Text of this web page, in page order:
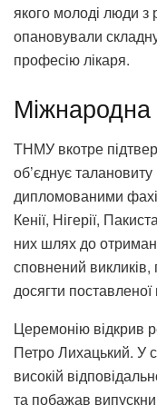
якого молоді люди з
опановували
професію лікаря.
Міжнародна
ТНМУ вкотре
об’єднує
дипломованими
Кенії, Нігерії,
них шлях до
сповнений викликів,
досягти поставленої
Церемонію відкрив
Петро Лихацький. У
високій
та побажав